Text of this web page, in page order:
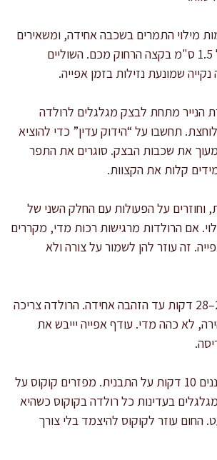
מילוי התמרים בשכבה אחידה, ומשאירים
שוליים נקיים של 1.5 ס"מ בקצה הרחוק מכם. השוליים
שמונעת נזילות בזמן אפייה.
הנייר מתחת לבצק מגלגלים לרולדה
תחשבו על “הידוק עדין” כדי להוציא
למעוך את שכבות הבצק. סוגרים את התפר
קלות את הקצוות.
וחוזרים על הפעולות עם החלק השני של
אם הרולדות מרגישות רכות מדי, מקררים
זה עוזר להן לשמור על צורה ולא
אפייה: אופים 22–28 דקות עד הזהבה אחידה. הרולדה צריכה
לא כהה מדי. עודף אפייה יייבש את
ציפוי קוקוס: מצננים 10 דקות על התבנית. מפזרים קוקוס על
בעדינות כל רולדה בקוקוס כשהיא
החום עוזר לקוקוס להיצמד בלי צורך